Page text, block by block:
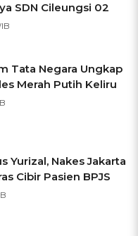
SDN Cileungsi 02
Tata Negara Ungkap
Merah Putih Keliru
Yurizal, Nakes Jakarta
Cibir Pasien BPJS